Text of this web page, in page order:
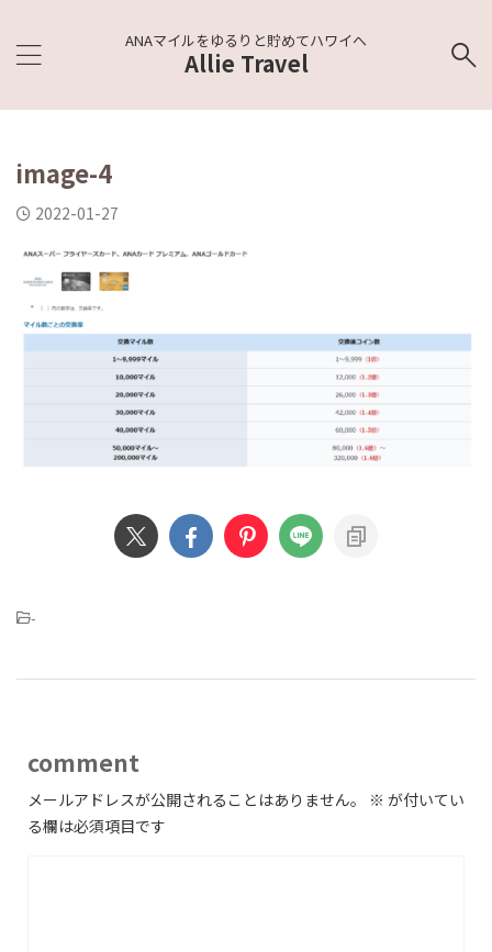
ANAマイルをゆるりと貯めてハワイへ
Allie Travel
image-4
2022-01-27
-
comment
メールアドレスが公開されることはありません。 ※ が付いてい
る欄は必須項目です